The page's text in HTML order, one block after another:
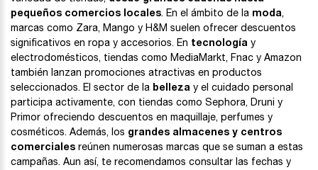
pequeños comercios locales. En el ámbito de la moda,
marcas como Zara, Mango y H&M suelen ofrecer descuentos
significativos en ropa y accesorios. En tecnología y
electrodomésticos, tiendas como MediaMarkt, Fnac y Amazon
también lanzan promociones atractivas en productos
seleccionados. El sector de la belleza y el cuidado personal
participa activamente, con tiendas como Sephora, Druni y
Primor ofreciendo descuentos en maquillaje, perfumes y
cosméticos. Además, los grandes almacenes y centros
comerciales reúnen numerosas marcas que se suman a estas
campañas. Aun así, te recomendamos consultar las fechas y